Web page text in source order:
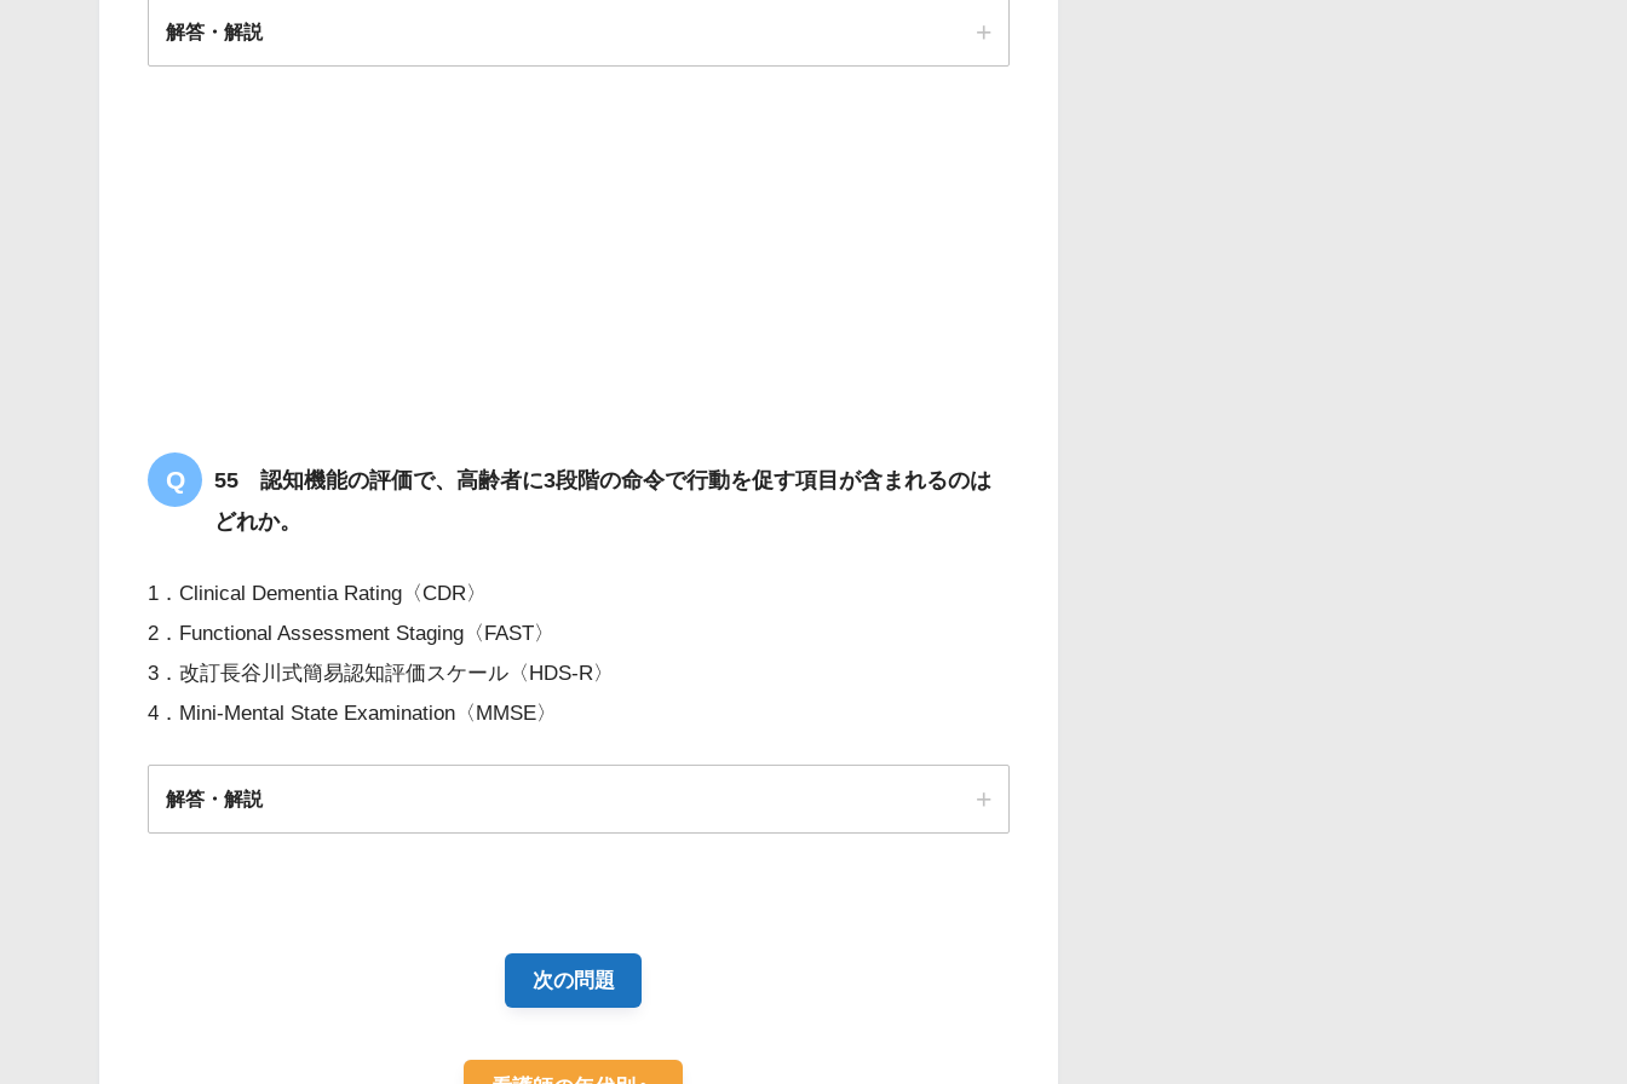
解答・解説
55 認知機能の評価で、高齢者に3段階の命令で行動を促す項目が含まれるのは
どれか。
1．Clinical Dementia Rating〈CDR〉
2．Functional Assessment Staging〈FAST〉
3．改訂長谷川式簡易認知評価スケール〈HDS-R〉
4．Mini-Mental State Examination〈MMSE〉
解答・解説
次の問題